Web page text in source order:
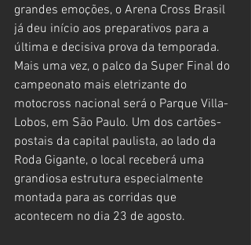
grandes emoções, o Arena Cross Brasil
já deu início aos preparativos para a
última e decisiva prova da temporada.
Mais uma vez, o palco da Super Final do
campeonato mais eletrizante do
motocross nacional será o Parque Villa-
Lobos, em São Paulo. Um dos cartões-
postais da capital paulista, ao lado da
Roda Gigante, o local receberá uma
grandiosa estrutura especialmente
montada para as corridas que
acontecem no dia 23 de agosto.